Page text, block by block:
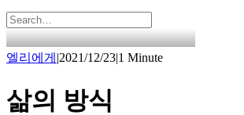
엘리에게 |2021/12/23|1 Minute
삶의 방식